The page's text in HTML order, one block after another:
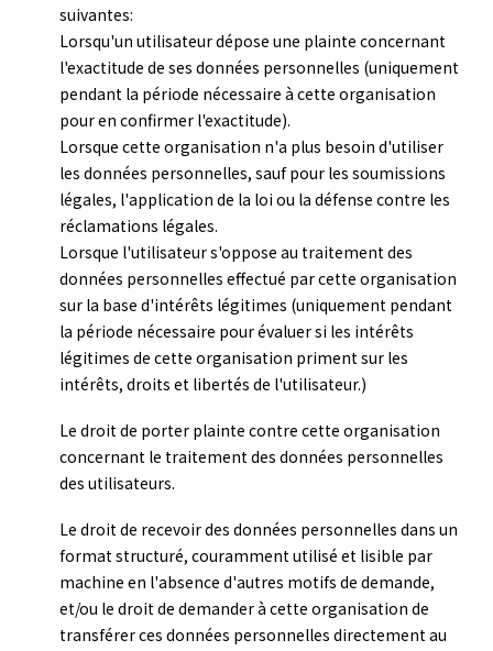
suivantes:
Lorsqu'un utilisateur dépose une plainte concernant
l'exactitude de ses données personnelles (uniquement
pendant la période nécessaire à cette organisation
pour en confirmer l'exactitude).
Lorsque cette organisation n'a plus besoin d'utiliser
les données personnelles, sauf pour les soumissions
légales, l'application de la loi ou la défense contre les
réclamations légales.
Lorsque l'utilisateur s'oppose au traitement des
données personnelles effectué par cette organisation
sur la base d'intérêts légitimes (uniquement pendant
la période nécessaire pour évaluer si les intérêts
légitimes de cette organisation priment sur les
intérêts, droits et libertés de l'utilisateur.)
Le droit de porter plainte contre cette organisation
concernant le traitement des données personnelles
des utilisateurs.
Le droit de recevoir des données personnelles dans un
format structuré, couramment utilisé et lisible par
machine en l'absence d'autres motifs de demande,
et/ou le droit de demander à cette organisation de
transférer ces données personnelles directement au